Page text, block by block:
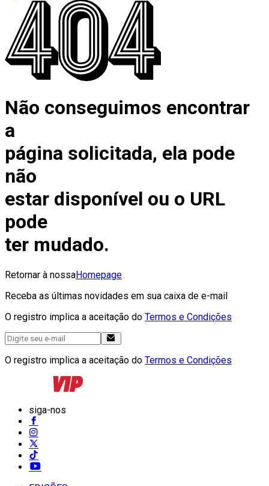
Não conseguimos encontrar
a
página solicitada, ela pode
não
estar disponível ou o URL
pode
ter mudado.
Retornar à nossaHomepage
Receba as últimas novidades em sua caixa de e-mail
O registro implica a aceitação do Termos e Condições
O registro implica a aceitação do Termos e Condições
siga-nos